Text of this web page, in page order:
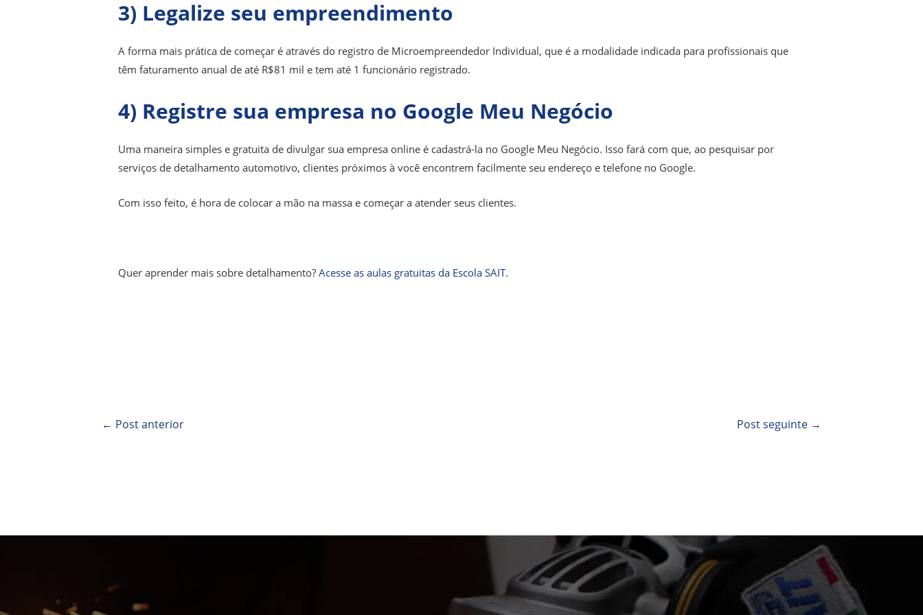
3) Legalize seu empreendimento
A forma mais prática de começar é através do registro de Microempreendedor Individual, que é a modalidade indicada para profissionais que
têm faturamento anual de até R$81 mil e tem até 1 funcionário registrado.
4) Registre sua empresa no Google Meu Negócio
Uma maneira simples e gratuita de divulgar sua empresa online é cadastrá-la no Google Meu Negócio. Isso fará com que, ao pesquisar por
serviços de detalhamento automotivo, clientes próximos à você encontrem facilmente seu endereço e telefone no Google.
Com isso feito, é hora de colocar a mão na massa e começar a atender seus clientes.
Quer aprender mais sobre detalhamento?Acesse as aulas gratuitas da Escola SAIT.
← Post anterior Post seguinte →